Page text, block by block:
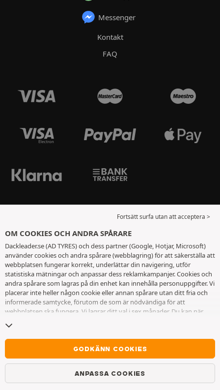
Messenger
Kontakt
FAQ
Fortsätt surfa utan att acceptera >
OM COOKIES OCH ANDRA SPÅRARE
Dackleader.se (AD TYRES) och dess partner (Google, Hotjar, Microsoft)
använder cookies och andra spårare (webblagring) för att säkerställa att
webbplatsen fungerar korrekt, underlättar din navigering, utför
statistiska mätningar och anpassar dess reklamkampanjer. Cookies och
andra spårare som lagras på din enhet kan innehålla personuppgifter. Vi
placerar inte heller någon cookie eller annan spårare utan ditt fria och
informerade samtycke, förutom de som är nödvändiga för att
webbplatsen ska fungera. Vi lagrar ditt val i sex månader. Du kan när
andra spårare
cookies eller andra spårare. Vägran hindrar inte tillgång till tjänsterna
AD TYRES. För ytterligare information hänvisar vi till
och andra spårare.
GODKÄNN COOKIES
ANPASSA COOKIES